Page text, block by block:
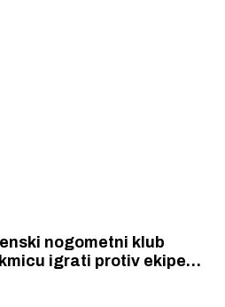
nogometni klub
igrati protiv ekipe